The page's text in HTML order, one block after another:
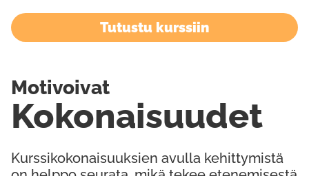
Tutustu kurssiin
Kurssikokonaisuuksien avulla kehittymistä
Kokonaisuudet
Motivoivat